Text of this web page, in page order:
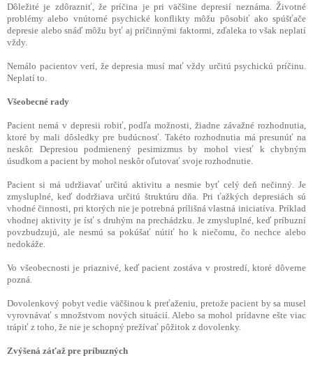
Dôležité je zdôrazniť, že príčina je pri väčšine depresií neznáma. Životné
problémy alebo vnútorné psychické konflikty môžu pôsobiť ako spúšťače
depresie alebo snáď môžu byť aj príčinnými faktormi, zďaleka to však neplatí
vždy.
Nemálo pacientov verí, že depresia musí mať vždy určitú psychickú príčinu.
Neplatí to.
Všeobecné rady
Pacient nemá v depresii robiť, podľa možnosti, žiadne závažné rozhodnutia,
ktoré by mali dôsledky pre budúcnosť. Takéto rozhodnutia má presunúť na
neskôr. Depresiou podmienený pesimizmus by mohol viesť k chybným
úsudkom a pacient by mohol neskôr oľutovať svoje rozhodnutie.
Pacient si má udržiavať určitú aktivitu a nesmie byť celý deň nečinný. Je
zmysluplné, keď dodržiava určitú štruktúru dňa. Pri ťažkých depresiách sú
vhodné činnosti, pri ktorých nie je potrebná prílišná vlastná iniciatíva. Príklad
vhodnej aktivity je ísť s druhým na prechádzku. Je zmysluplné, keď príbuzní
povzbudzujú, ale nesmú sa pokúšať nútiť ho k niečomu, čo nechce alebo
nedokáže.
Vo všeobecnosti je priaznivé, keď pacient zostáva v prostredí, ktoré dôverne
pozná.
Dovolenkový pobyt vedie väčšinou k preťaženiu, pretože pacient by sa musel
vyrovnávať s množstvom nových situácií. Alebo sa mohol prídavne ešte viac
trápiť z toho, že nie je schopný prežívať pôžitok z dovolenky.
Zvýšená záťaž pre príbuzných